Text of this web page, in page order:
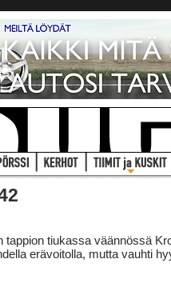
tiukassa väännössä
erävoitolla, mutta vauhti